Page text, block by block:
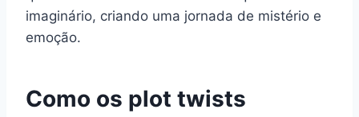
imaginário, criando uma jornada de mistério e
emoção.
Como os plot twists